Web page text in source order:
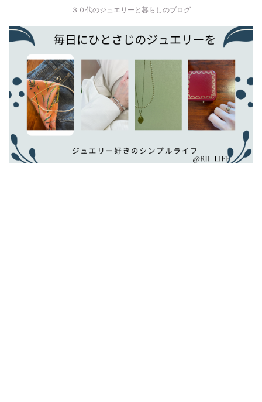
３０代のジュエリーと暮らしのブログ